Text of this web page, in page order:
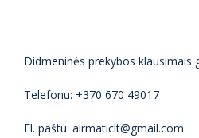
Didmeninės prekybos klausimais
Telefonu: +370 670 49017
El. paštu: airmaticlt@gmail.com